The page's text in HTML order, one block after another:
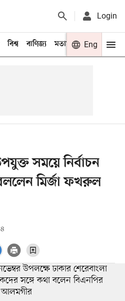
Login
বিশ্ব বাণিজ্য মতামত খেলা
Eng
সময়ে নির্বাচন
মির্জা ফখরুল